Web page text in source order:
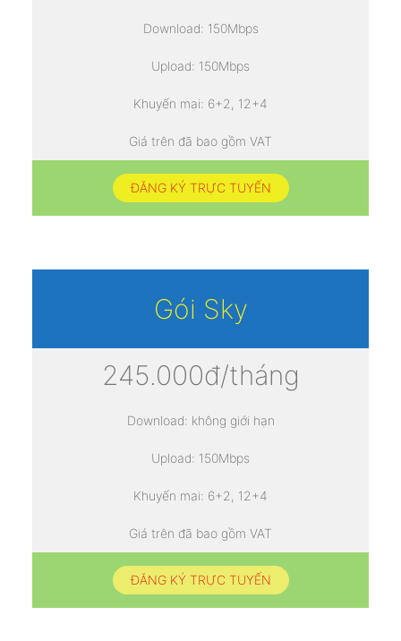
Download: 150Mbps
Upload: 150Mbps
Khuyến mại: 6+2, 12+4
Giá trên đã bao gồm VAT
ĐĂNG KÝ TRỰC TUYẾN
Gói Sky
245.000đ/tháng
Download: không giới hạn
Upload: 150Mbps
Khuyến mại: 6+2, 12+4
Giá trên đã bao gồm VAT
ĐĂNG KÝ TRỰC TUYẾN